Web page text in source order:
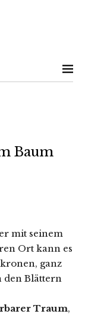
Baum
mit seinem
Ort kann es
ganz
den Blättern
Traum,